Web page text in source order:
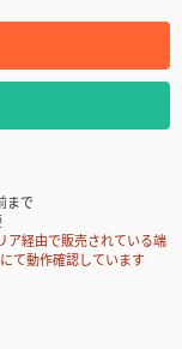
まで
経由で販売されている端
て動作確認しています